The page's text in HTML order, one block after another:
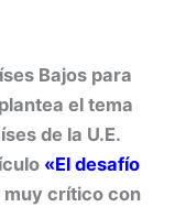
Bajos para
el tema
de la U.E.
«El desafío
muy crítico con